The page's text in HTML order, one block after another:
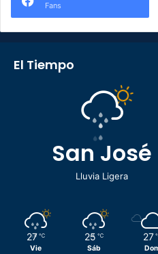
Fans
El Tiempo
San José
Lluvia Ligera
27 ℃
Vie
25 ℃
Sáb
27